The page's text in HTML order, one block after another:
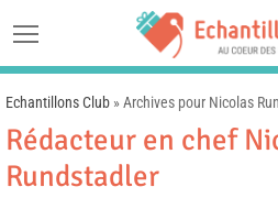
Echantillons Club »Archives pour Nicolas
Rédacteur en chef
Rundstadler